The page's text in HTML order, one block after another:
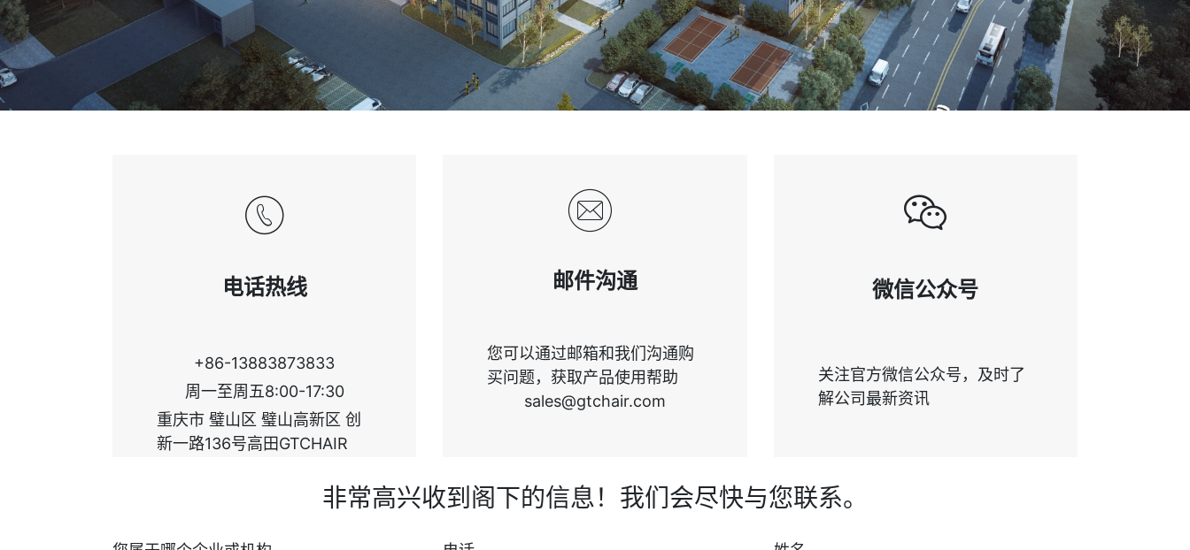
电话热线
+86-13883873833
周一至周五8:00-17:30
重庆市 璧山区 璧山高新区 创
新一路136号高田GTCHAIR
邮件沟通
您可以通过邮箱和我们沟通购
买问题，获取产品使用帮助
sales@gtchair.com
微信公众号
关注官方微信公众号，及时了
解公司最新资讯
非常高兴收到阁下的信息！我们会尽快与您联系。